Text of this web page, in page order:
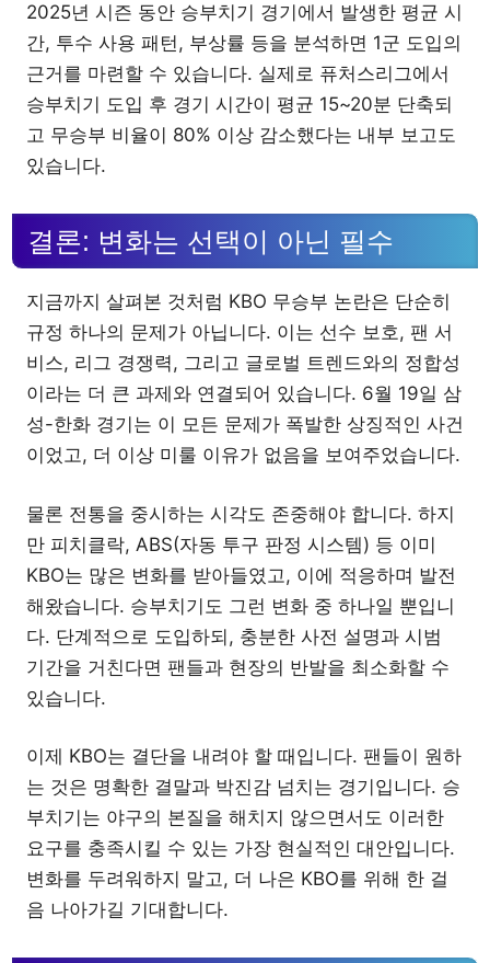
2025년 시즌 동안 승부치기 경기에서 발생한 평균 시
간, 투수 사용 패턴, 부상률 등을 분석하면 1군 도입의
근거를 마련할 수 있습니다. 실제로 퓨처스리그에서
승부치기 도입 후 경기 시간이 평균 15~20분 단축되
고 무승부 비율이 80% 이상 감소했다는 내부 보고도
있습니다.
결론: 변화는 선택이 아닌 필수
지금까지 살펴본 것처럼 KBO 무승부 논란은 단순히
규정 하나의 문제가 아닙니다. 이는 선수 보호, 팬 서
비스, 리그 경쟁력, 그리고 글로벌 트렌드와의 정합성
이라는 더 큰 과제와 연결되어 있습니다. 6월 19일 삼
성-한화 경기는 이 모든 문제가 폭발한 상징적인 사건
이었고, 더 이상 미룰 이유가 없음을 보여주었습니다.
물론 전통을 중시하는 시각도 존중해야 합니다. 하지
만 피치클락, ABS(자동 투구 판정 시스템) 등 이미
KBO는 많은 변화를 받아들였고, 이에 적응하며 발전
해왔습니다. 승부치기도 그런 변화 중 하나일 뿐입니
다. 단계적으로 도입하되, 충분한 사전 설명과 시범
기간을 거친다면 팬들과 현장의 반발을 최소화할 수
있습니다.
이제 KBO는 결단을 내려야 할 때입니다. 팬들이 원하
는 것은 명확한 결말과 박진감 넘치는 경기입니다. 승
부치기는 야구의 본질을 해치지 않으면서도 이러한
요구를 충족시킬 수 있는 가장 현실적인 대안입니다.
변화를 두려워하지 말고, 더 나은 KBO를 위해 한 걸
음 나아가길 기대합니다.